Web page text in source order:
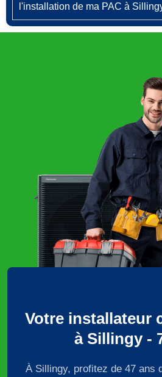
l'installation de ma PAC à
Votre installateur
à Sillingy -
À Sillingy, profitez de 47 ans